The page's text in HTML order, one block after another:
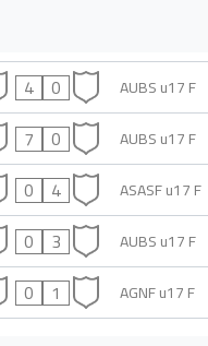
4 0
AUBS u17 F
7 0
AUBS u17 F
0 4
ASASF u17 F
0 3
AUBS u17 F
0 1 AGNF u17 F